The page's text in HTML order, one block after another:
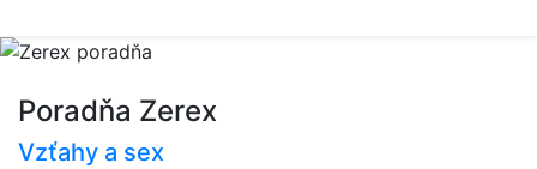
Poradňa Zerex
Vzťahy a sex